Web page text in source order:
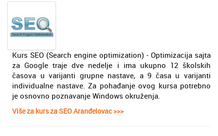
Kurs SEO (Search engine optimization) - Optimizacija sajta
za Google trаje dve nedelje i ima ukupno 12 školskih
čаsova u varijanti grupne nastave, a 9 časa u varijanti
individualne nastave. Za pohađanje ovog kursa potrebno
je osnovno poznavanje Windows okruženja.
Više za kurs za SEO Aranđelovac >>>